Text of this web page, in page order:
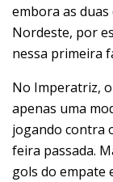
embora as
Nordeste, por
nessa primeira
No Imperatriz,
apenas uma
jogando contra
feira passada.
gols do empate